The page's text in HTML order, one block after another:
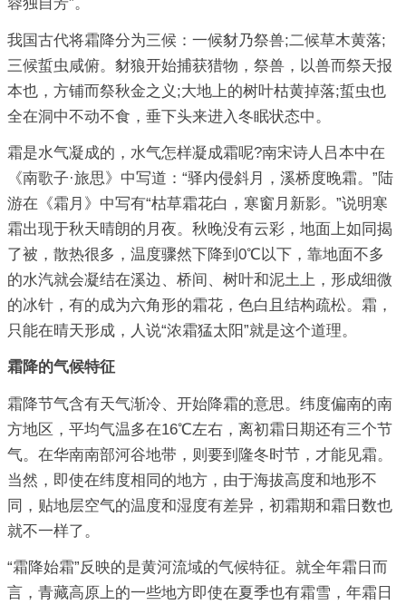
我国古代将霜降分为三候：一候豺乃祭兽;二候草木黄落;
三候蜇虫咸俯。豺狼开始捕获猎物，祭兽，以兽而祭天报
本也，方铺而祭秋金之义;大地上的树叶枯黄掉落;蜇虫也
全在洞中不动不食，垂下头来进入冬眠状态中。
霜是水气凝成的，水气怎样凝成霜呢?南宋诗人吕本中在
《南歌子·旅思》中写道：“驿内侵斜月，溪桥度晚霜。”陆
游在《霜月》中写有“枯草霜花白，寒窗月新影。”说明寒
霜出现于秋天晴朗的月夜。秋晚没有云彩，地面上如同揭
了被，散热很多，温度骤然下降到0℃以下，靠地面不多
的水汽就会凝结在溪边、桥间、树叶和泥土上，形成细微
的冰针，有的成为六角形的霜花，色白且结构疏松。霜，
只能在晴天形成，人说“浓霜猛太阳”就是这个道理。
霜降的气候特征
霜降节气含有天气渐冷、开始降霜的意思。纬度偏南的南
方地区，平均气温多在16℃左右，离初霜日期还有三个节
气。在华南南部河谷地带，则要到隆冬时节，才能见霜。
当然，即使在纬度相同的地方，由于海拔高度和地形不
同，贴地层空气的温度和湿度有差异，初霜期和霜日数也
就不一样了。
“霜降始霜”反映的是黄河流域的气候特征。就全年霜日而
言，青藏高原上的一些地方即使在夏季也有霜雪，年霜日